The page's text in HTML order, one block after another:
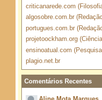
criticanarede.com
algosobre.com.br
portugues.com.br
projetoockham.org
ensinoatual.com
plagio.net.br
Comentários Recentes
Aline Mota Marques